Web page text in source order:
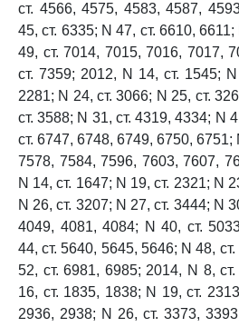
ст. 4566, 4575, 4583, 4587,
45, ст. 6335; N 47, ст. 6610,
49, ст. 7014, 7015, 7016, 7017,
ст. 7359; 2012, N 14, ст. 1545;
2281; N 24, ст. 3066; N 25, ст.
ст. 3588; N 31, ст. 4319, 4334; N
ст. 6747, 6748, 6749, 6750, 6751;
7578, 7584, 7596, 7603, 7607,
N 14, ст. 1647; N 19, ст. 2321; N
N 26, ст. 3207; N 27, ст. 3444; N
4049, 4081, 4084; N 40, ст.
44, ст. 5640, 5645, 5646; N 48,
52, ст. 6981, 6985; 2014, N 8,
16, ст. 1835, 1838; N 19, ст.
2936, 2938; N 26, ст. 3373,